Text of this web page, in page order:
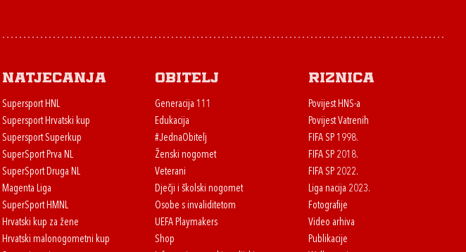
Natjecanja
Supersport HNL
Supersport Hrvatski kup
Supersport Superkup
SuperSport Prva NL
SuperSport Druga NL
Magenta Liga
SuperSport HMNL
Hrvatski kup za žene
Hrvatski malonogometni kup
Obitelj
Generacija 111
Edukacija
#JednaObitelj
Ženski nogomet
Veterani
Dječji i školski nogomet
Osobe s invaliditetom
UEFA Playmakers
Shop
Riznica
Povijest HNS-a
Povijest Vatrenih
FIFA SP 1998.
FIFA SP 2018.
FIFA SP 2022.
Liga nacija 2023.
Fotografije
Video arhiva
Publikacije